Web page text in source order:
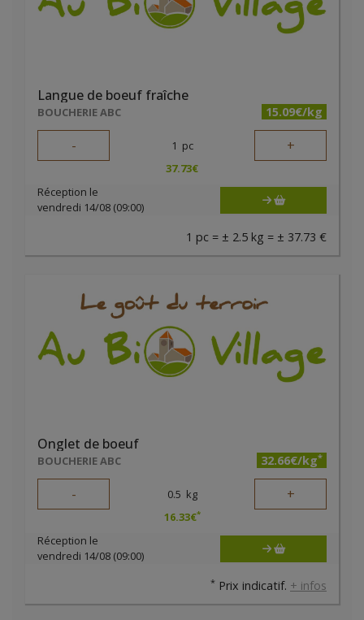
Langue de boeuf fraîche
BOUCHERIE ABC 15.09€/kg
- 1 pc +
37.73€
Réception le
vendredi 14/08 (09:00)
1 pc = ± 2.5 kg = ± 37.73 €
Onglet de boeuf
BOUCHERIE ABC 32.66€/kg*
- 0.5 kg +
16.33€*
Réception le
vendredi 14/08 (09:00)
* Prix indicatif. + infos